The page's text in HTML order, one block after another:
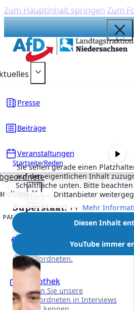
Zum Hauptinhalt springen Zum
Presse
Beiträge
Veranstaltungen
PARLAMENTARISCHE ARBEIT
Alle Reden unserer
Abgeordneten.
Videothek
Lernen Sie unsere
Abgeordneten in Interviews
Startseite/Reden
Sie sehen gerade einen
auf den eigentlichen Inhalt
Schaltfläche unten. Bitte
Drittanbieter
Mehr
Diesen Inhalt
YouTube immer
++ Sie erniedrigen uns
Superstaat! ++
REDE
VON